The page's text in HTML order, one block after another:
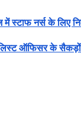
नर्स के लिए
ऑफिसर के सैकड़ों